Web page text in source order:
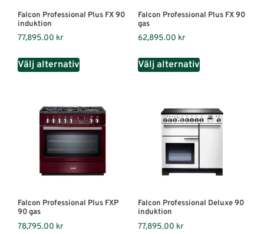
Falcon Professional Plus FX 90
induktion
77,895.00 kr
Välj alternativ
Falcon Professional Plus FX 90
gas
62,895.00 kr
Välj alternativ
Falcon Professional Plus FXP
90 gas
78,795.00 kr
Falcon Professional Deluxe 90
induktion
77,895.00 kr